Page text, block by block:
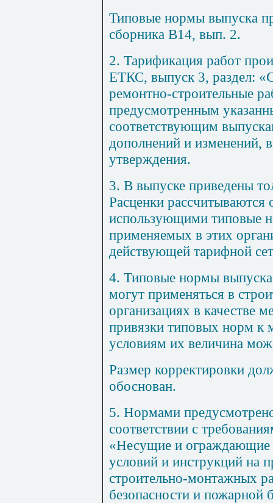
Типовые нормы выпуска
сборника В14, вып. 2.
2. Тарификация работ
ЕТКС, выпуск 3, раздел:
ремонтно-строительные
предусмотренным
соответствующим
дополнений и изменений,
утверждения.
3. В выпуске приведены
Расценки рассчитываются
использующими типовые
применяемых в этих
действующей тарифной
4. Типовые нормы
могут применяться в
организациях в качестве
привязки типовых норм к
условиям их величина
Размер корректировки
обоснован.
5. Нормами
соответствии с
«Несущие и ограждающие
условий и инструкций на
строительно-монтажных
безопасности и пожарной